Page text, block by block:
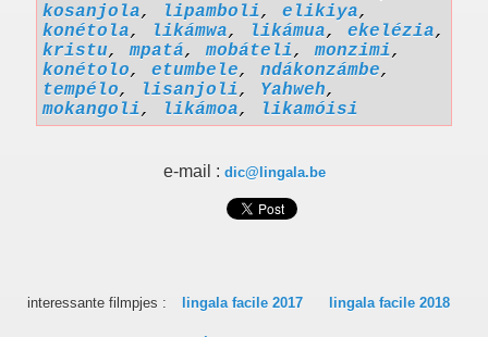
kosanjola, lipamboli, elikiya,
konétola, likámwa, likámua, ekelézia,
kristu,mpatá,mobáteli,monzimi,
konétolo, etumbele, ndákonzámbe,
tempélo, lisanjoli, Yahweh,
mokangoli, likámoa, likamóisi
e-mail : dic@lingala.be
interessante filmpjes : lingala facile 2017 lingala facile 2018